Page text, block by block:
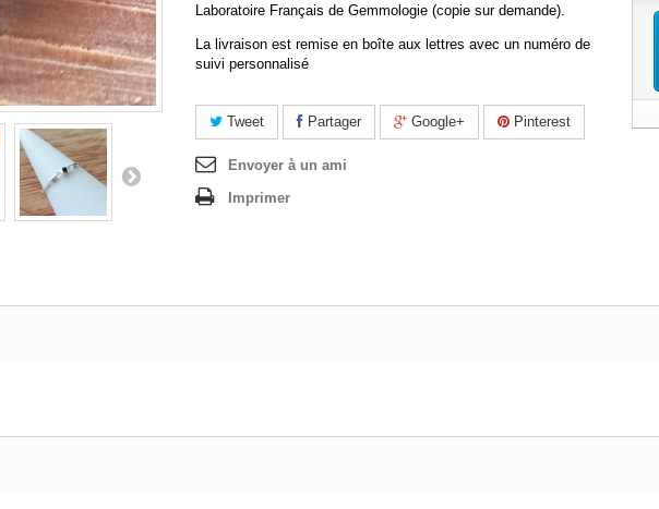
Laboratoire Français de Gemmologie (copie sur demande).
La livraison est remise en boîte aux lettres avec un numéro de
suivi personnalisé
Tweet Partager Google+ Pinterest
Envoyer à un ami
Imprimer